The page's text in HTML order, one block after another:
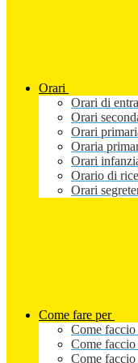
Orari
Orari di
Orari
Orari
Oraria
Orari
Orario di
Orari
Come fare per
Come
Come
Come